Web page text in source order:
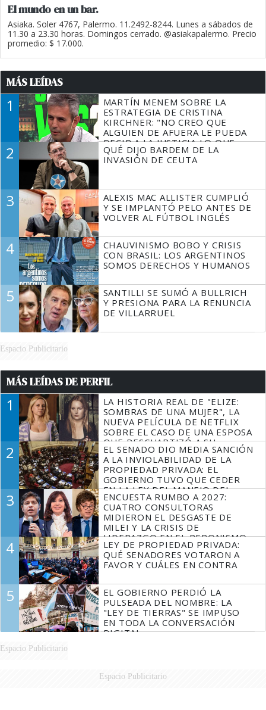
El mundo en un bar.
Asiaka. Soler 4767, Palermo. 11.2492-8244. Lunes a sábados de
11.30 a 23.30 horas. Domingos cerrado. @asiakapalermo. Precio
promedio: $ 17.000.
MÁS LEÍDAS
1
MARTÍN MENEM SOBRE LA
ESTRATEGIA DE CRISTINA
KIRCHNER: "NO CREO QUE
ALGUIEN DE AFUERA LE PUEDA
DECIR A LA JUSTICIA LO QUE
TIENE QUE HACER"
2
QUÉ DIJO BARDEM DE LA
INVASIÓN DE CEUTA
3
ALEXIS MAC ALLISTER CUMPLIÓ
Y SE IMPLANTÓ PELO ANTES DE
VOLVER AL FÚTBOL INGLÉS
4
CHAUVINISMO BOBO Y CRISIS
CON BRASIL: LOS ARGENTINOS
SOMOS DERECHOS Y HUMANOS
5
SANTILLI SE SUMÓ A BULLRICH
Y PRESIONA PARA LA RENUNCIA
DE VILLARRUEL
Espacio Publicitario
MÁS LEÍDAS DE PERFIL
1
LA HISTORIA REAL DE "ELIZE:
SOMBRAS DE UNA MUJER", LA
NUEVA PELÍCULA DE NETFLIX
SOBRE EL CASO DE UNA ESPOSA
QUE DESCUARTIZÓ A SU
MARIDO
2
EL SENADO DIO MEDIA SANCIÓN
A LA INVIOLABILIDAD DE LA
PROPIEDAD PRIVADA: EL
GOBIERNO TUVO QUE CEDER
EN LA LEY DEL MANEJO DEL
FUEGO
3
ENCUESTA RUMBO A 2027:
CUATRO CONSULTORAS
MIDIERON EL DESGASTE DE
MILEI Y LA CRISIS DE
LIDERAZGO EN EL PERONISMO
4
LEY DE PROPIEDAD PRIVADA:
QUÉ SENADORES VOTARON A
FAVOR Y CUÁLES EN CONTRA
5
EL GOBIERNO PERDIÓ LA
PULSEADA DEL NOMBRE: LA
"LEY DE TIERRAS" SE IMPUSO
EN TODA LA CONVERSACIÓN
DIGITAL
Espacio Publicitario
Espacio Publicitario